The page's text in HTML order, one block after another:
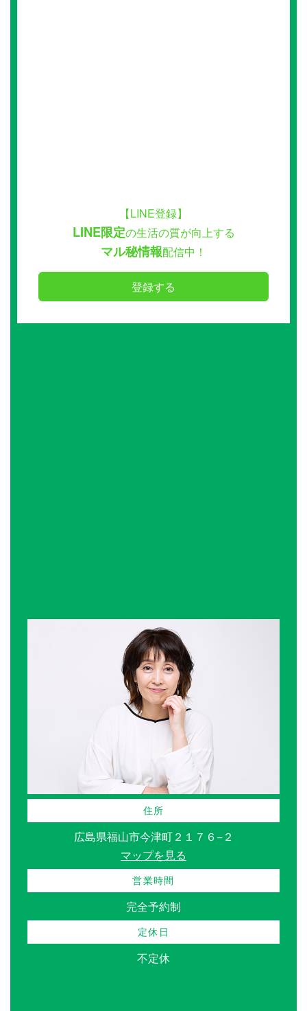
【LINE登録】
LINE限定の生活の質が向上する
マル秘情報配信中！
登録する
住所
広島県福山市今津町２１７６−２
マップを見る
営業時間
完全予約制
定休日
不定休